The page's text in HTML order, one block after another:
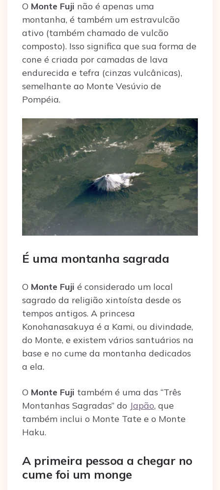
O Monte Fuji não é apenas uma
montanha, é também um estravulcão
ativo (também chamado de vulcão
composto). Isso significa que sua forma de
cone é criada por camadas de lava
endurecida e tefra (cinzas vulcânicas),
semelhante ao Monte Vesúvio de
Pompéia.
É uma montanha sagrada
O Monte Fuji é considerado um local
sagrado da religião xintoísta desde os
tempos antigos. A princesa
Konohanasakuya é a Kami, ou divindade,
do Monte, e existem vários santuários na
base e no cume da montanha dedicados
a ela.
O Monte Fuji também é uma das “Três
Montanhas Sagradas” do Japão, que
também inclui o Monte Tate e o Monte
Haku.
A primeira pessoa a chegar no
cume foi um monge